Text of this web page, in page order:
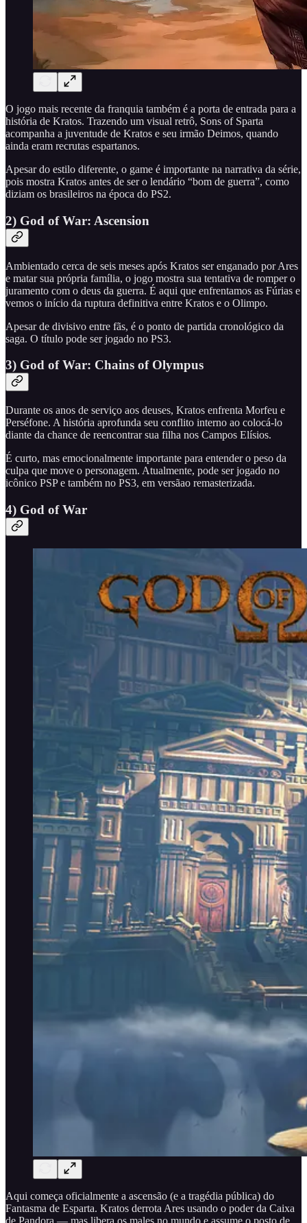
O jogo mais recente da franquia também é a porta de entrada para a
história de Kratos. Trazendo um visual retrô, Sons of Sparta
acompanha a juventude de Kratos e seu irmão Deimos, quando
ainda eram recrutas espartanos.
Apesar do estilo diferente, o game é importante na narrativa da série,
pois mostra Kratos antes de ser o lendário “bom de guerra”, como
diziam os brasileiros na época do PS2.
2) God of War: Ascension
Ambientado cerca de seis meses após Kratos ser enganado por Ares
e matar sua própria família, o jogo mostra sua tentativa de romper o
juramento com o deus da guerra. É aqui que enfrentamos as Fúrias e
vemos o início da ruptura definitiva entre Kratos e o Olimpo.
Apesar de divisivo entre fãs, é o ponto de partida cronológico da
saga. O título pode ser jogado no PS3.
3) God of War: Chains of Olympus
Durante os anos de serviço aos deuses, Kratos enfrenta Morfeu e
Perséfone. A história aprofunda seu conflito interno ao colocá-lo
diante da chance de reencontrar sua filha nos Campos Elísios.
É curto, mas emocionalmente importante para entender o peso da
culpa que move o personagem. Atualmente, pode ser jogado no
icônico PSP e também no PS3, em versãao remasterizada.
4) God of War
Aqui começa oficialmente a ascensão (e a tragédia pública) do
Fantasma de Esparta. Kratos derrota Ares usando o poder da Caixa